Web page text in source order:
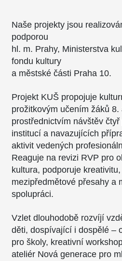
Naše projekty jsou
podporou
hl. m. Prahy, Ministerstva
fondu kultury
a městské části Praha 10.
Projekt KUŠ propojuje
prožitkovým učením žáků 8.
prostřednictvím návštěv
institucí a navazujících
aktivit vedených
Reaguje na revizi RVP pro
kultura, podporuje
mezipředmětové přesahy a
spolupráci.
Vzlet dlouhodobě rozvíjí
děti, dospívající i dospělé –
pro školy, kreativní
ateliér Nová generace pro